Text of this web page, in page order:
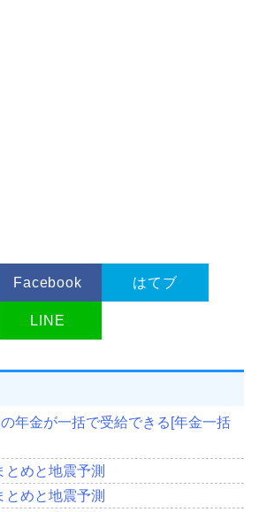
Facebook はてブ
LINE
年金が一括で受給できる[年金一括
とめと地震予測
とめと地震予測